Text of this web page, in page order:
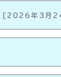
[2026年3月